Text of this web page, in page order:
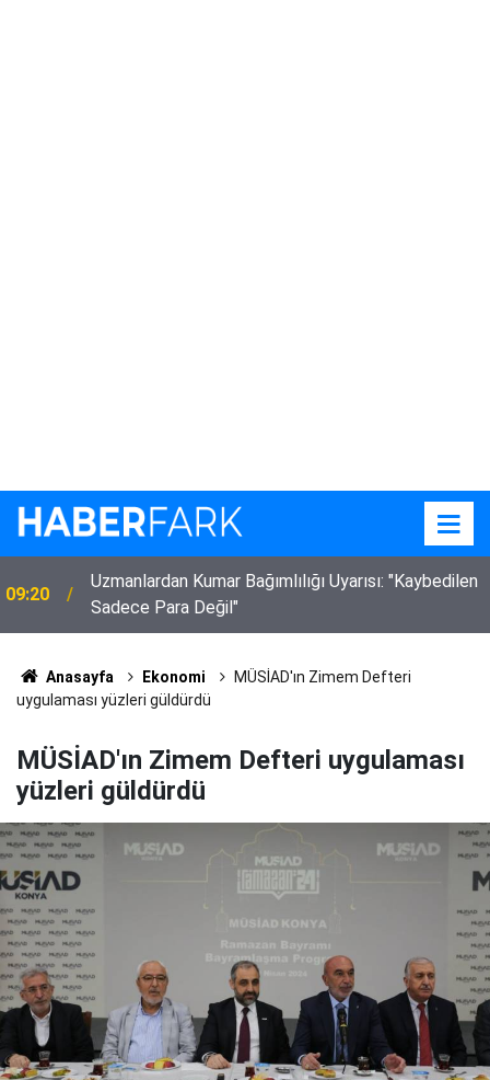
09:20
Uzmanlardan Kumar Bağımlılığı Uyarısı: "Kaybedilen
Sadece Para Değil"
Anasayfa Ekonomi
MÜSİAD'ın Zimem Defteri
uygulaması yüzleri güldürdü
MÜSİAD'ın Zimem Defteri uygulaması
yüzleri güldürdü